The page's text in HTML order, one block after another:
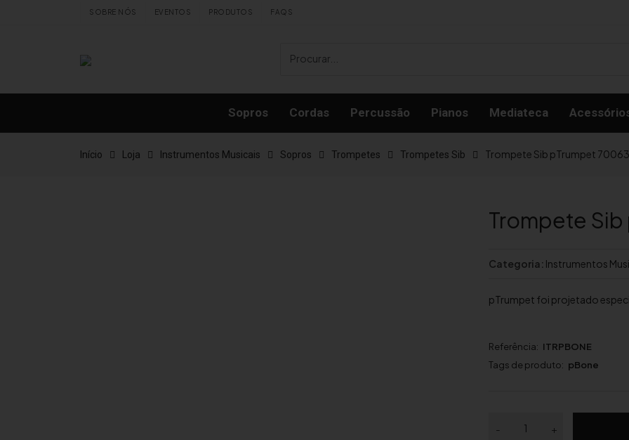
SOBRE NÓS EVENTOS PRODUTOS FAQS
Sopros Cordas Percussão Pianos Mediateca
Início Loja Instrumentos Musicais Sopros Trompetes Trompetes Sib Trompete Sib pTrumpet
Trompete
Categoria: Instrumentos
pTrumpet foi projetado
Referência: ITRPBONE
Tags de produto: pBone
- +